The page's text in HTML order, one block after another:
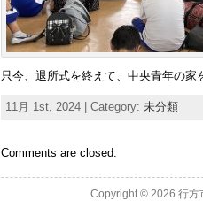
只今、退所式を終えて、中央青年の家
11月 1st, 2024 | Category: 未分類
Comments are closed.
Copyright © 2026行方